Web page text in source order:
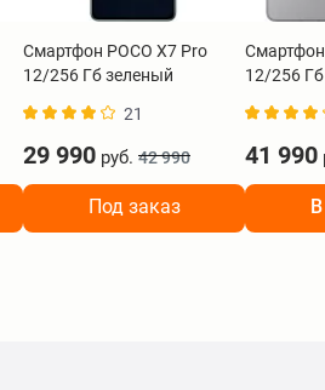
Смартфон POCO X7 Pro
12/256 Гб зеленый
21
29 990 руб. 42 990
Под заказ
Смартфон
12/256
41 990